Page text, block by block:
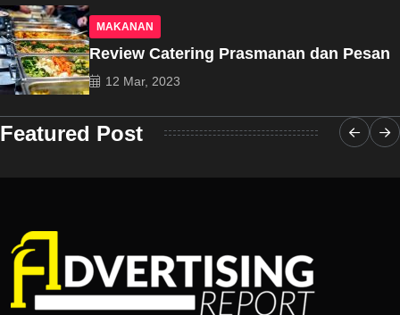
MAKANAN
Review Catering Prasmanan dan Pesan
12 Mar, 2023
Featured Post